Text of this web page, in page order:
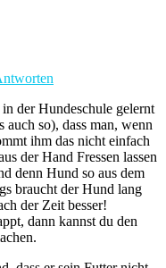
der Hundeschule gelernt
so), dass man, wenn
ihm das nicht einfach
der Hand Fressen lassen
denn Hund so aus dem
braucht der Hund lang
der Zeit besser!
dann kannst du den